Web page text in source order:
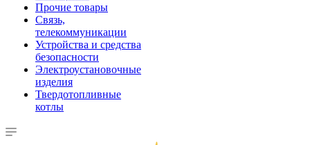
Прочие товары
Связь,
телекоммуникации
Устройства и средства
безопасности
Электроустановочные
изделия
Твердотопливные
котлы